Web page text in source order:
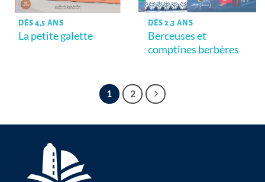
DÈS 4,5 ANS
La petite galette
DÈS 2,3 ANS
Berceuses et
comptines berbères
1 2